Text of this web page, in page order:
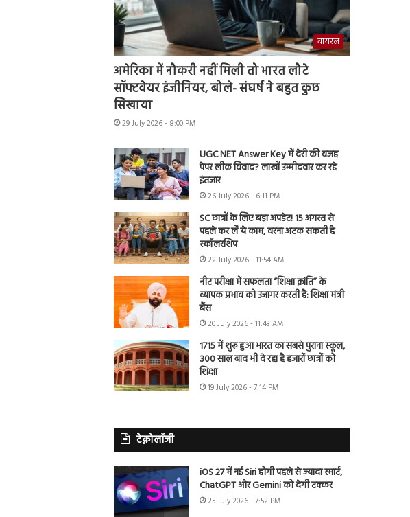
वायरल
अमेरिका में नौकरी नहीं मिली तो भारत लौटे
सॉफ्टवेयर इंजीनियर, बोले- संघर्ष ने बहुत कुछ
सिखाया
29 July 2026 - 8:00 PM
UGC NET Answer Key में देरी की वजह
पेपर लीक विवाद? लाखों उम्मीदवार कर रहे
इंतजार
26 July 2026 - 6:11 PM
SC छात्रों के लिए बड़ा अपडेट! 15 अगस्त से
पहले कर लें ये काम, वरना अटक सकती है
स्कॉलरशिप
22 July 2026 - 11:54 AM
नीट परीक्षा में सफलता “शिक्षा क्रांति” के
व्यापक प्रभाव को उजागर करती है: शिक्षा मंत्री
बैंस
20 July 2026 - 11:43 AM
1715 में शुरू हुआ भारत का सबसे पुराना स्कूल,
300 साल बाद भी दे रहा है हजारों छात्रों को
शिक्षा
19 July 2026 - 7:14 PM
टेक्नोलॉजी
iOS 27 में नई Siri होगी पहले से ज्यादा स्मार्ट,
ChatGPT और Gemini को देगी टक्कर
25 July 2026 - 7:52 PM